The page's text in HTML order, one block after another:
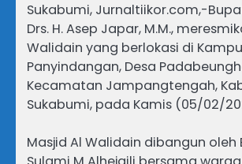
Sukabumi, Jurnaltiikor.com,-
Drs. H. Asep Japar, M.M.,
Walidain yang berlokasi di
Panyindangan, Desa
Kecamatan Jampangtengah,
Sukabumi, pada Kamis (05/02/
Masjid Al Walidain dibangun oleh